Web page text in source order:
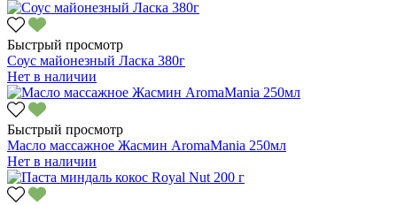
Быстрый просмотр
Соус майонезный Ласка 380г
Нет в наличии
Быстрый просмотр
Масло массажное Жасмин AromaMania 250мл
Нет в наличии